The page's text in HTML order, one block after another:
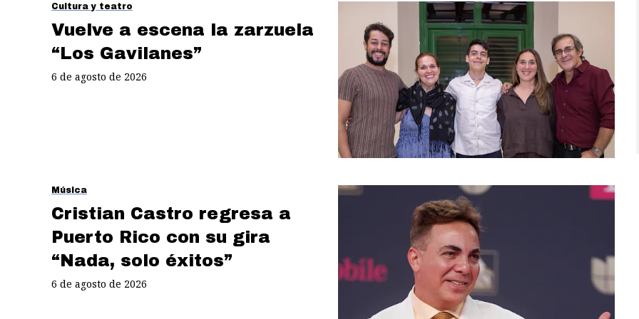
Cultura y teatro
Vuelve a escena la zarzuela
“Los Gavilanes”
6 de agosto de 2026
Música
Cristian Castro regresa a
Puerto Rico con su gira
“Nada, solo éxitos”
6 de agosto de 2026